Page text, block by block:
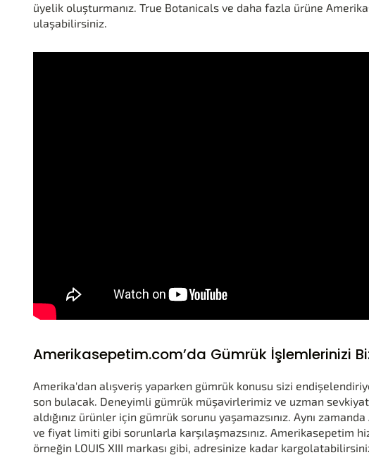
üyelik oluşturmanız. True Botanicals ve daha fazla ürüne
ulaşabilirsiniz.
Amerikasepetim.com’da Gümrük İşlemlerinizi
Amerika'dan alışveriş yaparken gümrük konusu sizi
son bulacak. Deneyimli gümrük müşavirlerimiz ve uzman
aldığınız ürünler için gümrük sorunu yaşamazsınız. Aynı
ve fiyat limiti gibi sorunlarla karşılaşmazsınız. Amerikasepetim
örneğin LOUIS XIII markası gibi, adresinize kadar